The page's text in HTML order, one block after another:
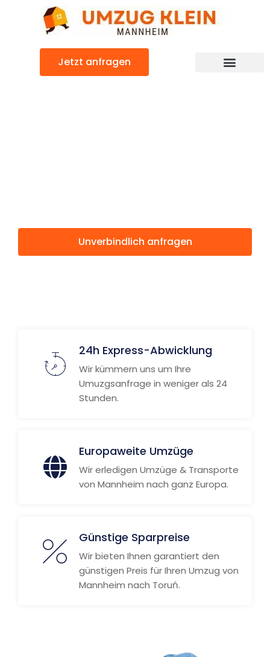
Jetzt anfragen
Unverbindlich anfragen
24h Express-Abwicklung
Wir kümmern uns um Ihre
Umuzgsanfrage in weniger als 24
Stunden.
Europaweite Umzüge
Wir erledigen Umzüge & Transporte
von Mannheim nach ganz Europa.
Günstige Sparpreise
Wir bieten Ihnen garantiert den
günstigen Preis für Ihren Umzug von
Mannheim nach Toruń.